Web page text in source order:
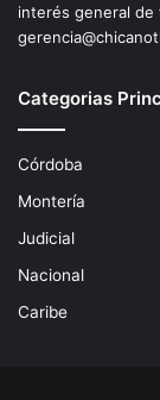
interés general de
Categorias
Córdoba
Montería
Judicial
Nacional
Caribe